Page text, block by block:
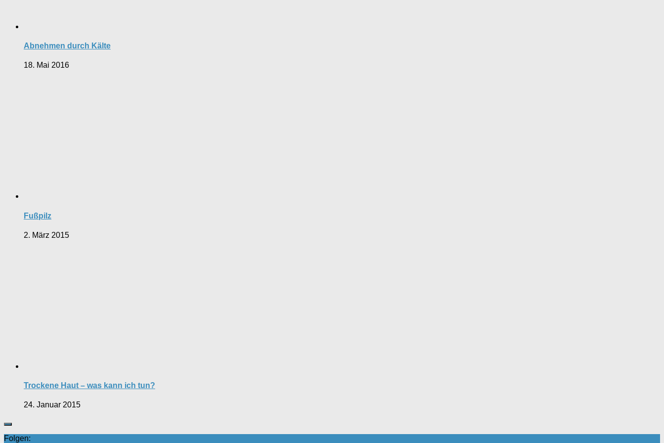
Abnehmen durch Kälte
18. Mai 2016
Fußpilz
2. März 2015
Trockene Haut – was kann ich tun?
24. Januar 2015
Folgen: